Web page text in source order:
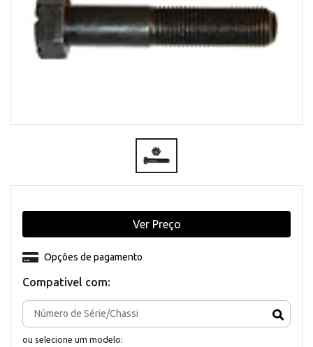
Compativel com:
ou selecione um modelo:
Opções de pagamento
Ver Preço